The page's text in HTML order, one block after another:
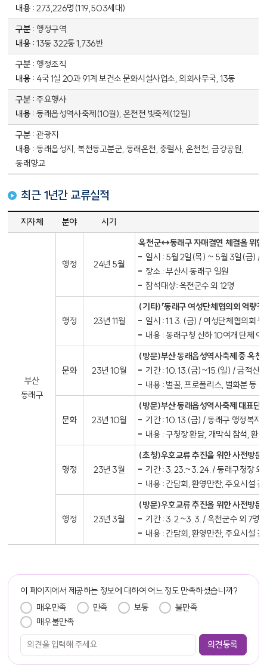
273,226명(119,503세대)
행정구역
13동 322통 1,736반
행정조직
4국 1실 20과 91계 보건소 문화시설사업소, 의회사무국, 13동
주요행사
동래읍성역사축제(10월), 온천천 빛축제(12월)
관광지
동래읍성지, 복천동고분군, 동래온천, 충렬사, 온천천, 금강공원,
동래향교
최근 1년간 교류실적
지자체 분야 시기
부산
동래구
행정 24년 5월
옥천군↔동래구 자매결연 체결을 위한
일시 : 5월 2일(목) ~ 5월 3일(금) / 1
장소 : 부산시 동래구 일원
참석대상: 옥천군수 외 12명
행정 23년 11월
(기타)「동래구 여성단체협의회 역량강
일시 : 11. 3. (금) / 여성단체협의회
내용 : 동래구청 산하 10여개 단체
문화 23년 10월
(방문)부산 동래읍성역사축제 중 옥천
기간 : 10. 13.(금)~15.(일) / 금적산
내용 : 벌꿀, 프로폴리스, 벌화분 등
문화 23년 10월
(방문)부산 동래읍성역사축제 대표단
기간 : 10. 13.(금) / 동래구 행정복지
내용 : 구청장 환담, 개막식 참석, 환
행정 23년 3월
(초청)우호교류 추진을 위한 사전방문
기간 : 3. 23.~3. 24. / 동래구청장 외
내용 : 간담회, 환영만찬, 주요시설 견
행정 23년 3월
(방문)우호교류 추진을 위한 사전방문
기간 : 3. 2.~3. 3. / 옥천군수 외 7명 /
내용 : 간담회, 환영만찬, 주요시설 견
이 페이지에서 제공하는 정보에 대하여 어느 정도 만족하셨습니까?
매우만족 만족 보통
불만족
매우불만족